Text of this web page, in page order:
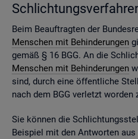
Beim Be­auf­trag­ten der
Men­schen mit Be­hin­de­run­gen
gemäß § 16 BGG. An die
Men­schen mit Be­hin­de­run­gen
sind, durch eine öf­fent­li­che
nach dem BGG ver­letzt wor­den
Sie kön­nen die
Bei­spiel mit den Ant­wor­ten